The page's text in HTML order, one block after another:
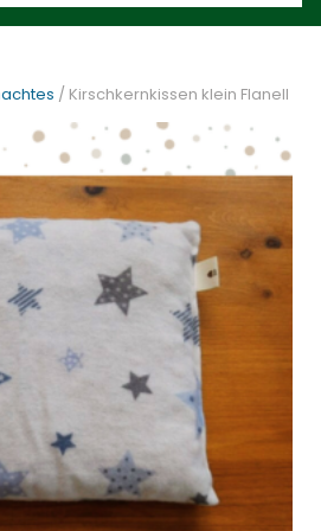
/ Kirschkernkissen klein Flanell